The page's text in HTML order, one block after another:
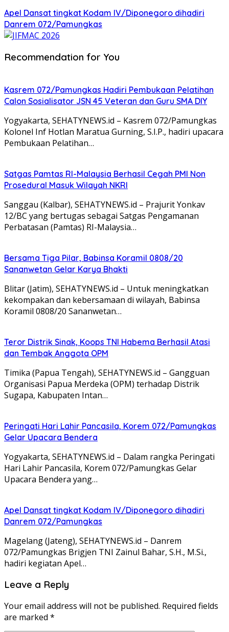
Apel Dansat tingkat Kodam lV/Diponegoro dihadiri
Danrem 072/Pamungkas
Recommendation for You
Kasrem 072/Pamungkas Hadiri Pembukaan Pelatihan
Calon Sosialisator JSN 45 Veteran dan Guru SMA DIY
Yogyakarta, SEHATYNEWS.id – Kasrem 072/Pamungkas
Kolonel Inf Hotlan Maratua Gurning, S.I.P., hadiri upacara
Pembukaan Pelatihan…
Satgas Pamtas RI-Malaysia Berhasil Cegah PMI Non
Prosedural Masuk Wilayah NKRI
Sanggau (Kalbar), SEHATYNEWS.id – Prajurit Yonkav
12/BC yang bertugas sebagai Satgas Pengamanan
Perbatasan (Pamtas) RI-Malaysia…
Bersama Tiga Pilar, Babinsa Koramil 0808/20
Sananwetan Gelar Karya Bhakti
Blitar (Jatim), SEHATYNEWS.id – Untuk meningkatkan
kekompakan dan kebersamaan di wilayah, Babinsa
Koramil 0808/20 Sananwetan…
Teror Distrik Sinak, Koops TNI Habema Berhasil Atasi
dan Tembak Anggota OPM
Timika (Papua Tengah), SEHATYNEWS.id – Gangguan
Organisasi Papua Merdeka (OPM) terhadap Distrik
Sugapa, Kabupaten Intan…
Peringati Hari Lahir Pancasila, Korem 072/Pamungkas
Gelar Upacara Bendera
Yogyakarta, SEHATYNEWS.id – Dalam rangka Peringati
Hari Lahir Pancasila, Korem 072/Pamungkas Gelar
Upacara Bendera yang…
Apel Dansat tingkat Kodam lV/Diponegoro dihadiri
Danrem 072/Pamungkas
Magelang (Jateng), SEHATYNEWS.id – Danrem
072/Pamungkas Brigjen TNI Zainul Bahar, S.H., M.Si.,
hadiri kegiatan Apel…
Leave a Reply
Your email address will not be published. Required fields
are marked *